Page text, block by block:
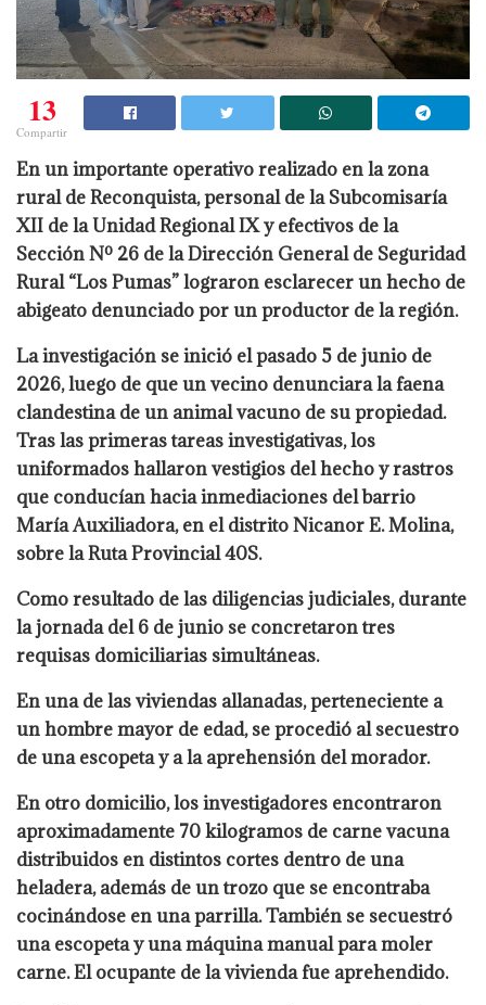
13
Compartir
En un importante operativo realizado en la zona
rural de Reconquista, personal de la Subcomisaría
XII de la Unidad Regional IX y efectivos de la
Sección Nº 26 de la Dirección General de Seguridad
Rural “Los Pumas” lograron esclarecer un hecho de
abigeato denunciado por un productor de la región.
La investigación se inició el pasado 5 de junio de
2026, luego de que un vecino denunciara la faena
clandestina de un animal vacuno de su propiedad.
Tras las primeras tareas investigativas, los
uniformados hallaron vestigios del hecho y rastros
que conducían hacia inmediaciones del barrio
María Auxiliadora, en el distrito Nicanor E. Molina,
sobre la Ruta Provincial 40S.
Como resultado de las diligencias judiciales, durante
la jornada del 6 de junio se concretaron tres
requisas domiciliarias simultáneas.
En una de las viviendas allanadas, perteneciente a
un hombre mayor de edad, se procedió al secuestro
de una escopeta y a la aprehensión del morador.
En otro domicilio, los investigadores encontraron
aproximadamente 70 kilogramos de carne vacuna
distribuidos en distintos cortes dentro de una
heladera, además de un trozo que se encontraba
cocinándose en una parrilla. También se secuestró
una escopeta y una máquina manual para moler
carne. El ocupante de la vivienda fue aprehendido.